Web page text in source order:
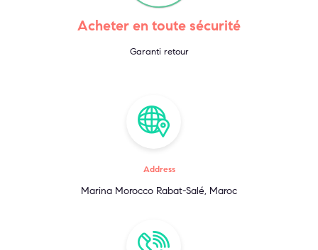
Acheter en toute sécurité
Garanti retour
Address
Marina Morocco Rabat-Salé, Maroc